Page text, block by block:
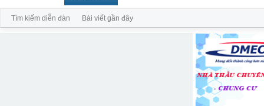
Tìm kiếm diễn đàn Bài viết gần đây